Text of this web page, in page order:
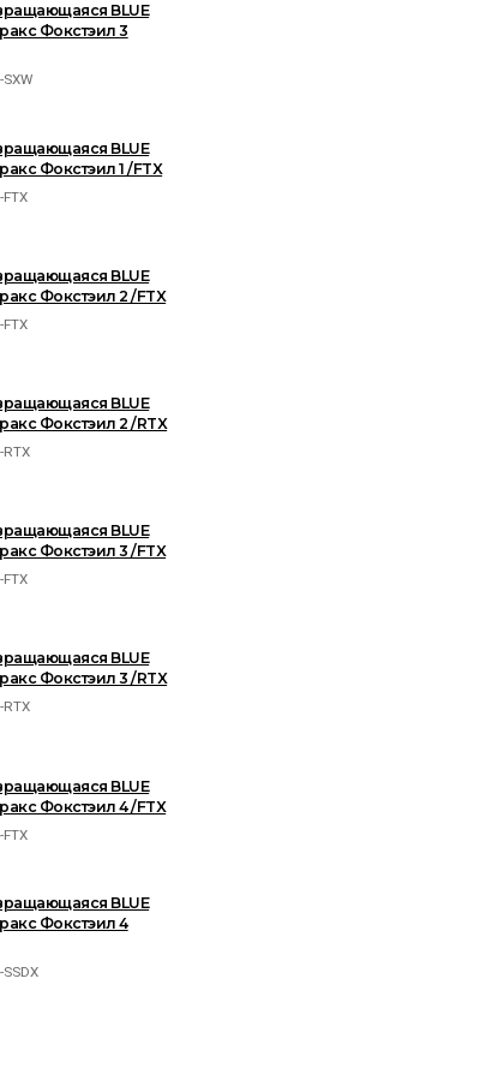
BLUE
Фокстэил 3
SXW
BLUE
Фокстэил 1 /FTX
FTX
BLUE
Фокстэил 2 /FTX
FTX
BLUE
Фокстэил 2 /RTX
RTX
BLUE
Фокстэил 3 /FTX
FTX
BLUE
Фокстэил 3 /RTX
RTX
BLUE
Фокстэил 4 /FTX
FTX
BLUE
Фокстэил 4
SSDX